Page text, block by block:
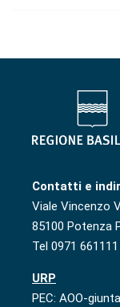
Contatti e
Viale Vincenzo
85100 Potenza
Tel 0971 661111
URP
PEC: AOO-